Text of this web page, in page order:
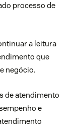
processo de
a leitura
que
negócio.
de atendimento
e